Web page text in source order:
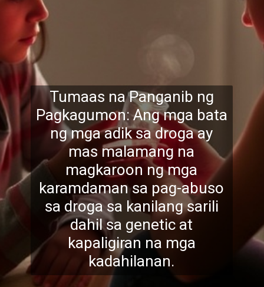
Tumaas na Panganib ng
Pagkagumon: Ang mga bata
ng mga adik sa droga ay
mas malamang na
magkaroon ng mga
karamdaman sa pag-abuso
sa droga sa kanilang sarili
dahil sa genetic at
kapaligiran na mga
kadahilanan.